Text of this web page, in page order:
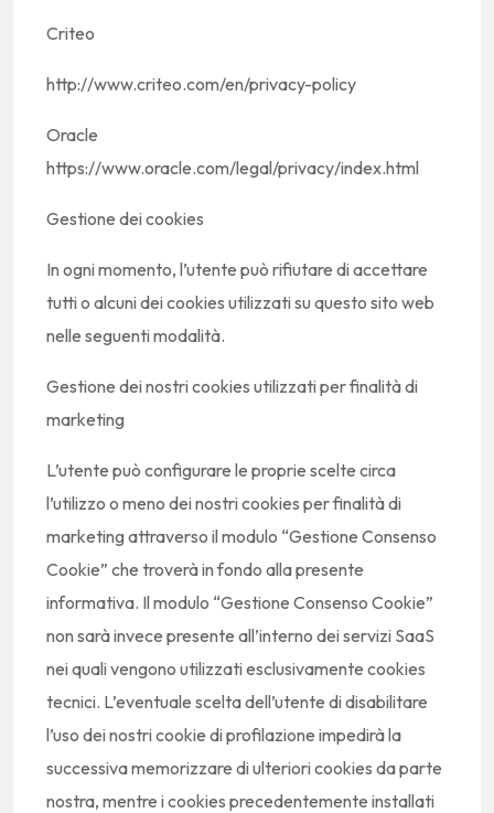
Criteo
http://www.criteo.com/en/privacy-policy
Oracle
https://www.oracle.com/legal/privacy/index.html
Gestione dei cookies
In ogni momento, l’utente può rifiutare di accettare
tutti o alcuni dei cookies utilizzati su questo sito web
nelle seguenti modalità.
Gestione dei nostri cookies utilizzati per finalità di
marketing
L’utente può configurare le proprie scelte circa
l’utilizzo o meno dei nostri cookies per finalità di
marketing attraverso il modulo “Gestione Consenso
Cookie” che troverà in fondo alla presente
informativa. Il modulo “Gestione Consenso Cookie”
non sarà invece presente all’interno dei servizi SaaS
nei quali vengono utilizzati esclusivamente cookies
tecnici. L’eventuale scelta dell’utente di disabilitare
l’uso dei nostri cookie di profilazione impedirà la
successiva memorizzare di ulteriori cookies da parte
nostra, mentre i cookies precedentemente installati